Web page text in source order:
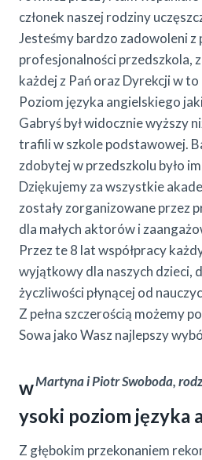
członek naszej rodziny
Jesteśmy bardzo zadowoleni z
profesjonalności przedszkola,
każdej z Pań oraz Dyrekcji w
Poziom języka angielskiego
Gabryś był widocznie wyższy
trafili w szkole podstawowej.
zdobytej w przedszkolu było
Dziękujemy za wszystkie
zostały zorganizowane przez
dla małych aktorów i
Przez te 8 lat współpracy
wyjątkowy dla naszych dzieci,
życzliwości płynącej od
Z pełna szczerością możemy
Sowa jako Wasz najlepszy
Martyna i Piotr Swoboda,
w
ysoki poziom języka
Z głębokim przekonaniem